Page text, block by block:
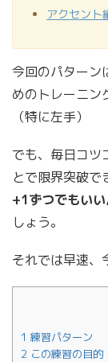
アクセント
今回のパターン
めのトレーニン
（特に左手）
でも、毎日コツ
とで限界突破で
+1ずつでもいい
しょう。
それでは早速、
1 練習パターン
2 この練習の目的